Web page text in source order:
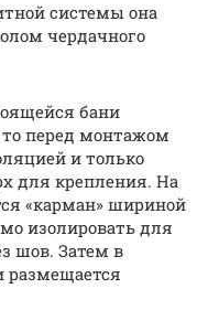
системы она
чердачного
бани
то перед монтажом
и только
для крепления. На
«карман» шириной
изолировать для
шов. Затем в